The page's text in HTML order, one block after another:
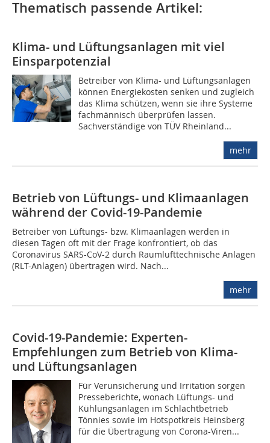
Thematisch passende Artikel:
Klima- und Lüftungsanlagen mit viel
Einsparpotenzial
Betreiber von Klima- und Lüftungsanlagen
können Energiekosten senken und zugleich
das Klima schützen, wenn sie ihre Systeme
fachmännisch überprüfen lassen.
Sachverständige von TÜV Rheinland...
mehr
Betrieb von Lüftungs- und Klimaanlagen
während der Covid-19-Pandemie
Betreiber von Lüftungs- bzw. Klimaanlagen werden in
diesen Tagen oft mit der Frage konfrontiert, ob das
Coronavirus SARS-CoV-2 durch Raumlufttechnische Anlagen
(RLT-Anlagen) übertragen wird. Nach...
mehr
Covid-19-Pandemie: Experten-
Empfehlungen zum Betrieb von Klima-
und Lüftungsanlagen
Für Verunsicherung und Irritation sorgen
Presseberichte, wonach Lüftungs- und
Kühlungsanlagen im Schlachtbetrieb
Tönnies sowie im Hotspotkreis Heinsberg
für die Übertragung von Corona-Viren...